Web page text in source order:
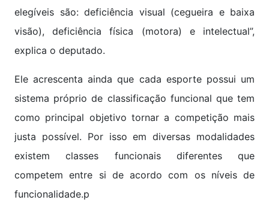
elegíveis são: deficiência visual (cegueira e baixa
visão), deficiência física (motora) e intelectual”,
explica o deputado.
Ele acrescenta ainda que cada esporte possui um
sistema próprio de classificação funcional que tem
como principal objetivo tornar a competição mais
justa possível. Por isso em diversas modalidades
existem classes funcionais diferentes que
competem entre si de acordo com os níveis de
funcionalidade.p